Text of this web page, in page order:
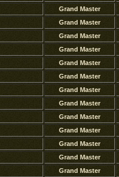
Grand Master
Grand Master
Grand Master
Grand Master
Grand Master
Grand Master
Grand Master
Grand Master
Grand Master
Grand Master
Grand Master
Grand Master
Grand Master